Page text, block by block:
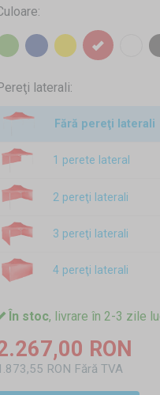
laterali:
Fără pereţi laterali
1 perete lateral
2 pereţi laterali
3 pereţi laterali
4 pereţi laterali
În stoc, livrare în 2-3 zile
RON
RON Fără TVA